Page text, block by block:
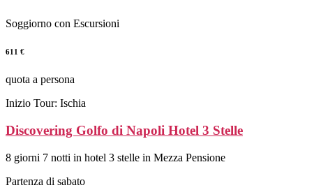
Soggiorno con Escursioni
611 €
quota a persona
Inizio Tour: Ischia
Discovering Golfo di Napoli Hotel 3 Stelle
8 giorni 7 notti in hotel 3 stelle in Mezza Pensione
Partenza di sabato